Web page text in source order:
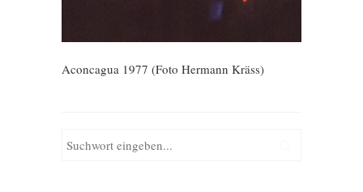
Aconcagua 1977 (Foto Hermann Kräss)